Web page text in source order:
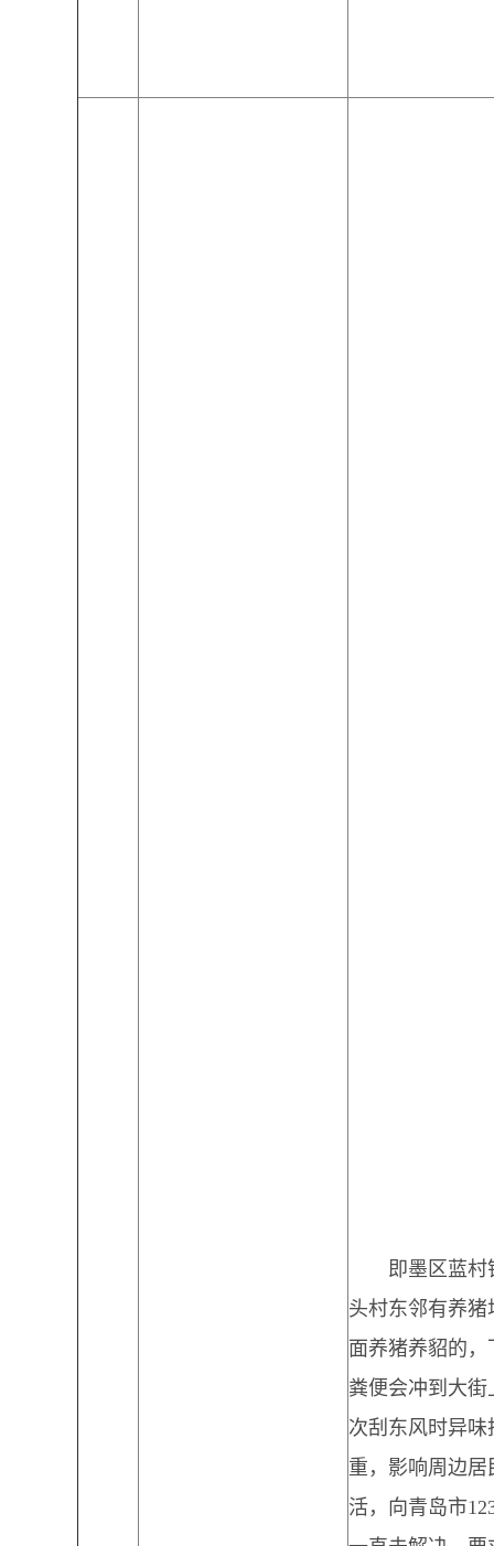
即墨区蓝村
头村东邻有养猪
面养猪养貂的，
粪便会冲到大街
次刮东风时异味
重，影响周边居
活，向青岛市